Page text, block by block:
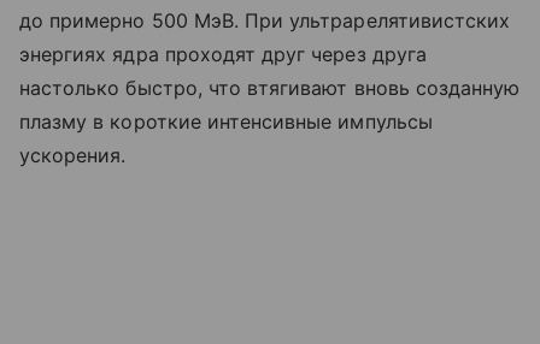
до примерно 500 МэВ. При ультрарелятивистских
энергиях ядра проходят друг через друга
настолько быстро, что втягивают вновь созданную
плазму в короткие интенсивные импульсы
ускорения.